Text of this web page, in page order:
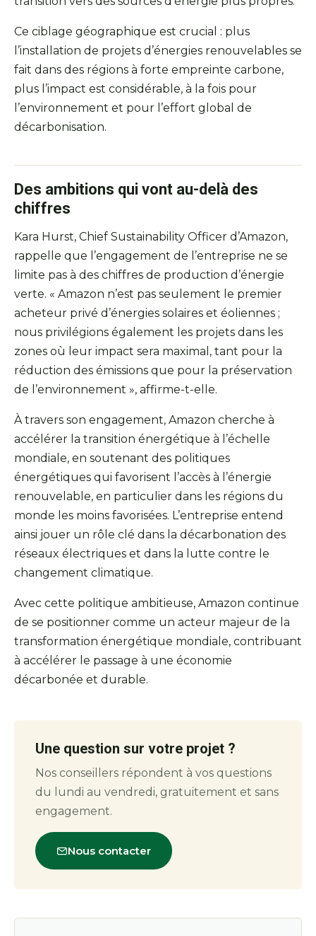
Ce ciblage géographique est crucial : plus
l’installation de projets d’énergies renouvelables se
fait dans des régions à forte empreinte carbone,
plus l’impact est considérable, à la fois pour
l’environnement et pour l’effort global de
décarbonisation.
Des ambitions qui vont au-delà des
chiffres
Kara Hurst, Chief Sustainability Officer d’Amazon,
rappelle que l’engagement de l’entreprise ne se
limite pas à des chiffres de production d’énergie
verte. « Amazon n’est pas seulement le premier
acheteur privé d’énergies solaires et éoliennes ;
nous privilégions également les projets dans les
zones où leur impact sera maximal, tant pour la
réduction des émissions que pour la préservation
de l’environnement », affirme-t-elle.
À travers son engagement, Amazon cherche à
accélérer la transition énergétique à l’échelle
mondiale, en soutenant des politiques
énergétiques qui favorisent l’accès à l’énergie
renouvelable, en particulier dans les régions du
monde les moins favorisées. L’entreprise entend
ainsi jouer un rôle clé dans la décarbonation des
réseaux électriques et dans la lutte contre le
changement climatique.
Avec cette politique ambitieuse, Amazon continue
de se positionner comme un acteur majeur de la
transformation énergétique mondiale, contribuant
à accélérer le passage à une économie
décarbonée et durable.
Une question sur votre projet ?
Nos conseillers répondent à vos questions
du lundi au vendredi, gratuitement et sans
engagement.
Nous contacter